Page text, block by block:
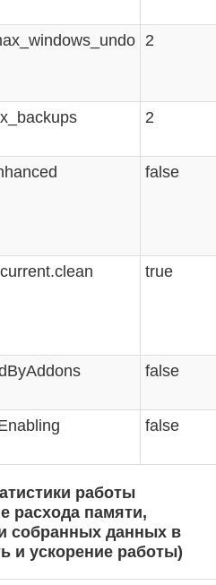
2
2
false
true
false
false
работы
расхода памяти,
собранных данных в
и ускорение работы)